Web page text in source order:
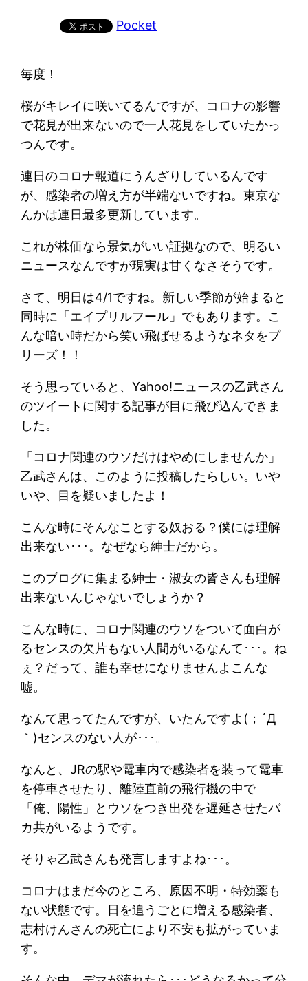
Pocket
毎度！
桜がキレイに咲いてるんですが、コロナの影響
で花見が出来ないので一人花見をしていたかっ
つんです。
連日のコロナ報道にうんざりしているんです
が、感染者の増え方が半端ないですね。東京な
んかは連日最多更新しています。
これが株価なら景気がいい証拠なので、明るい
ニュースなんですが現実は甘くなさそうです。
さて、明日は4/1ですね。新しい季節が始まると
同時に「エイプリルフール」でもあります。こ
んな暗い時だから笑い飛ばせるようなネタをプ
リーズ！！
そう思っていると、Yahoo!ニュースの乙武さん
のツイートに関する記事が目に飛び込んできま
した。
「コロナ関連のウソだけはやめにしませんか」
乙武さんは、このように投稿したらしい。いや
いや、目を疑いましたよ！
こんな時にそんなことする奴おる？僕には理解
出来ない･･･。なぜなら紳士だから。
このブログに集まる紳士・淑女の皆さんも理解
出来ないんじゃないでしょうか？
こんな時に、コロナ関連のウソをついて面白が
るセンスの欠片もない人間がいるなんて･･･。ね
ぇ？だって、誰も幸せになりませんよこんな
嘘。
なんて思ってたんですが、いたんですよ(；´Д
｀)センスのない人が･･･。
なんと、JRの駅や電車内で感染者を装って電車
を停車させたり、離陸直前の飛行機の中で
「俺、陽性」とウソをつき出発を遅延させたバ
カ共がいるようです。
そりゃ乙武さんも発言しますよね･･･。
コロナはまだ今のところ、原因不明・特効薬も
ない状態です。日を追うごとに増える感染者、
志村けんさんの死亡により不安も拡がっていま
す。